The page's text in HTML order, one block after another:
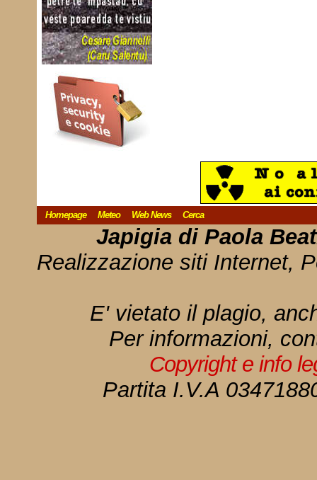
Homepage Meteo Web News Cerca
Japigia di Paola
Realizzazione siti Internet,
E' vietato il plagio,
Per informazioni,
Copyright e info
Partita I.V.A